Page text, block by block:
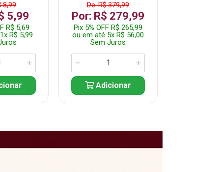
8,99
5,99
R$ 5,69
R$ 5,99
De: R$ 379,99
Por: R$ 279,99
Pix 5% OFF R$ 265,99
ou em até 5x R$ 56,00
Sem Juros
Adicionar